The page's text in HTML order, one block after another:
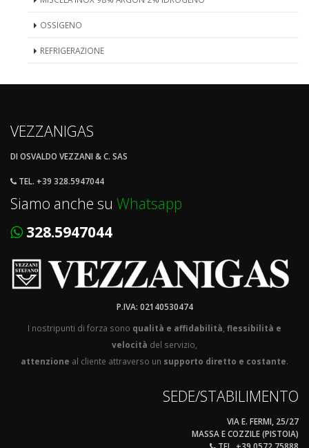
OSSIGENO
REFRIGERAZIONE
VEZZANIGAS
DI OSVALDO VEZZANI & C. SAS
TEL. +39 328.5947044
Siamo anche su Whatsapp
328.5947044
P.IVA: 02140530474
I nostripunti di forza sono qualità e affidabilità flessibilità e
velocità del servizio,
attenzione al cliente attraverso un supporto diretto e costante.
SEDE/STABILIMENTO
VIA E. FERMI, 25/27
MASSA E COZZILE (PISTOIA)